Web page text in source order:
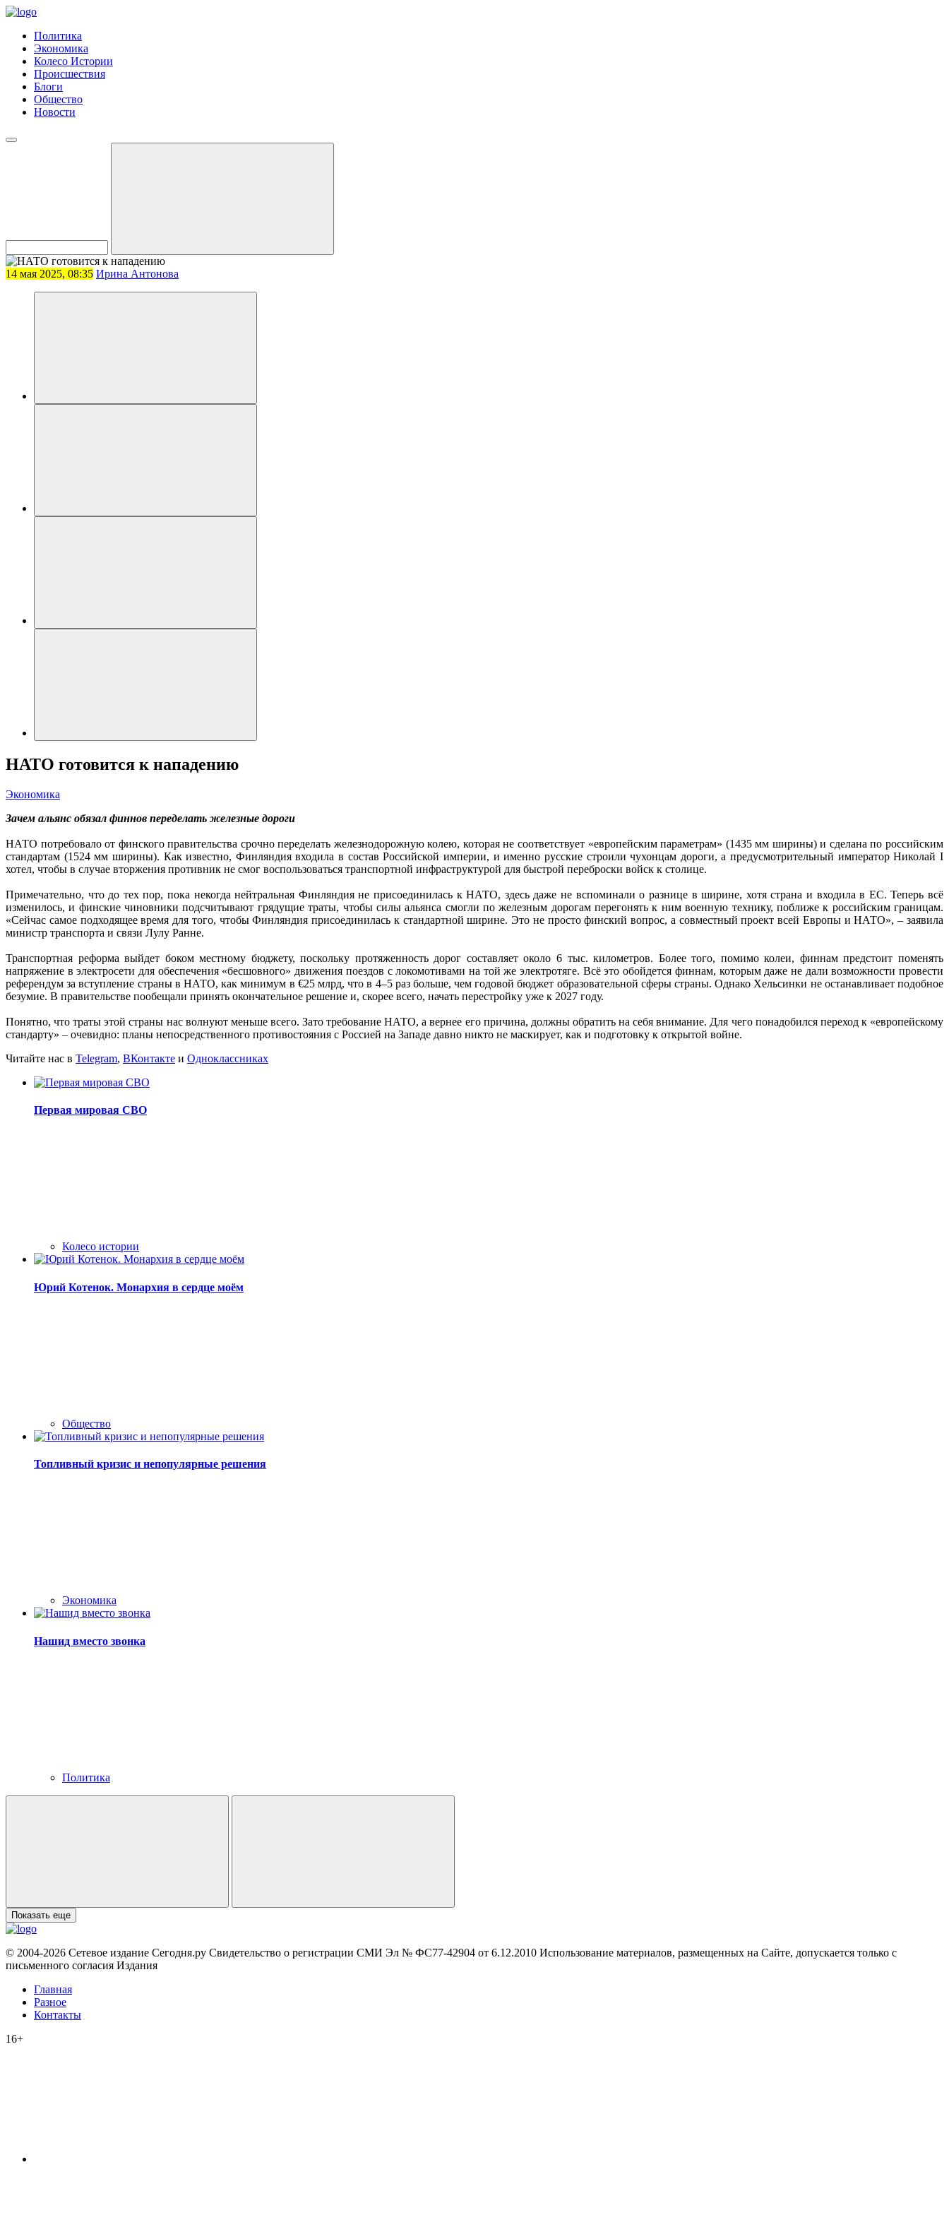
Политика
Экономика
Колесо Истории
Происшествия
Блоги
Общество
Новости
14 мая 2025, 08:35 Ирина Антонова
НАТО готовится к нападению
Экономика
Зачем альянс обязал финнов переделать железные дороги
НАТО потребовало от финского правительства срочно переделать железнодорожную колею, которая не соответствует «европейским параметрам» (1435 мм ширины) и сделана по российским
стандартам (1524 мм ширины). Как известно, Финляндия входила в состав Российской империи, и именно русские строили чухонцам дороги, а предусмотрительный император Николай I
хотел, чтобы в случае вторжения противник не смог воспользоваться транспортной инфраструктурой для быстрой переброски войск к столице.
Примечательно, что до тех пор, пока некогда нейтральная Финляндия не присоединилась к НАТО, здесь даже не вспоминали о разнице в ширине, хотя страна и входила в ЕС. Теперь всё
изменилось, и финские чиновники подсчитывают грядущие траты, чтобы силы альянса смогли по железным дорогам перегонять к ним военную технику, поближе к российским границам.
«Сейчас самое подходящее время для того, чтобы Финляндия присоединилась к стандартной ширине. Это не просто финский вопрос, а совместный проект всей Европы и НАТО», – заявила
министр транспорта и связи Лулу Ранне.
Транспортная реформа выйдет боком местному бюджету, поскольку протяженность дорог составляет около 6 тыс. километров. Более того, помимо колеи, финнам предстоит поменять
напряжение в электросети для обеспечения «бесшовного» движения поездов с локомотивами на той же электротяге. Всё это обойдется финнам, которым даже не дали возможности провести
референдум за вступление страны в НАТО, как минимум в €25 млрд, что в 4–5 раз больше, чем годовой бюджет образовательной сферы страны. Однако Хельсинки не останавливает подобное
безумие. В правительстве пообещали принять окончательное решение и, скорее всего, начать перестройку уже к 2027 году.
Понятно, что траты этой страны нас волнуют меньше всего. Зато требование НАТО, а вернее его причина, должны обратить на себя внимание. Для чего понадобился переход к «европейскому
стандарту» – очевидно: планы непосредственного противостояния с Россией на Западе давно никто не маскирует, как и подготовку к открытой войне.
Читайте нас в Telegram, ВКонтакте и Одноклассниках
Первая мировая СВО
Колесо истории
Юрий Котенок. Монархия в сердце моём
Общество
Топливный кризис и непопулярные решения
Экономика
Нашид вместо звонка
Политика
Показать еще
© 2004-2026 Сетевое издание Сегодня.ру Свидетельство о регистрации СМИ Эл № ФС77-42904 от 6.12.2010 Использование материалов, размещенных на Сайте, допускается только с
письменного согласия Издания
Главная
Разное
Контакты
16+